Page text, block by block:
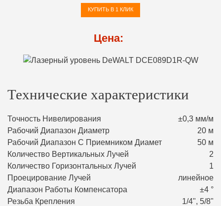
КУПИТЬ В 1 КЛИК
Цена:
Технические характеристики
Точность Нивелирования
±0,3 мм/м
Рабочий Диапазон Диаметр
20 м
Рабочий Диапазон С Приемником Диамет
50 м
Количество Вертикальных Лучей
2
Количество Горизонтальных Лучей
1
Проецирование Лучей
линейное
Диапазон Работы Компенсатора
±4 °
Резьба Крепления
1/4", 5/8"